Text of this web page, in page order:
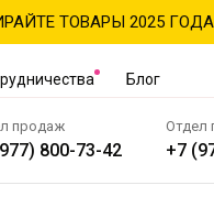
ТОВАРЫ 2025
Блог
продаж
800-73-42
Отдел
+7